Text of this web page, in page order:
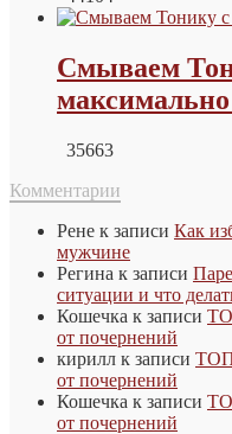
Смываем
35663
Комментарии
Рене к записи Как
мужчине
Регина к записи
ситуации и что
Кошечка к записи
от почернений
кирилл к записи
от почернений
Кошечка к записи
от почернений